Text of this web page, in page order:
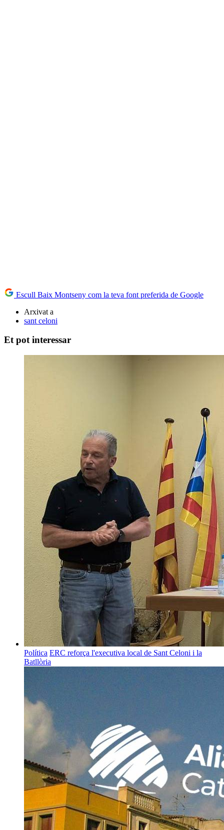
Escull Baix Montseny com la teva font preferida de Google
Arxivat a
sant celoni
Et pot interessar
Política ERC reforça l'executiva local de Sant Celoni i la
Batllòria